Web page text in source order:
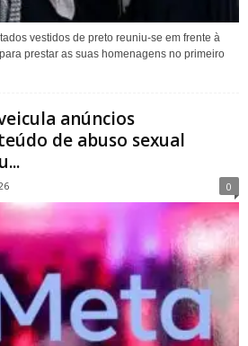
vestidos de preto reuniu-se em frente à
prestar as suas homenagens no primeiro
anúncios
de abuso sexual
0